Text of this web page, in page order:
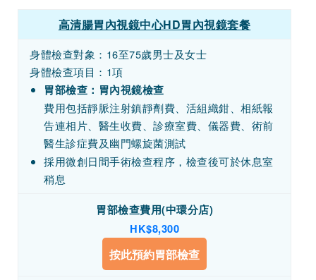
高清腸胃內視鏡中心HD胃內視鏡套餐
身體檢查對象：16至75歲男士及女士
身體檢查項目：1項
胃部檢查：胃內視鏡檢查
費用包括靜脈注射鎮靜劑費、活組織鉗、相紙報
告連相片、醫生收費、診療室費、儀器費、術前
醫生診症費及幽門螺旋菌測試
採用微創日間手術檢查程序，檢查後可於休息室
稍息
胃部檢查費用(中環分店)
HK$8,300
按此預約胃部檢查